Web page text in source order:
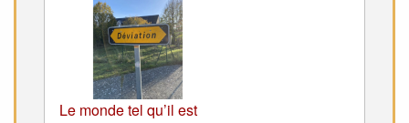
Le monde tel qu’il est